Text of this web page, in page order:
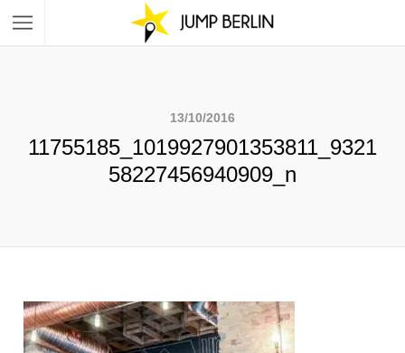
13/10/2016
11755185_1019927901353811_9321
58227456940909_n